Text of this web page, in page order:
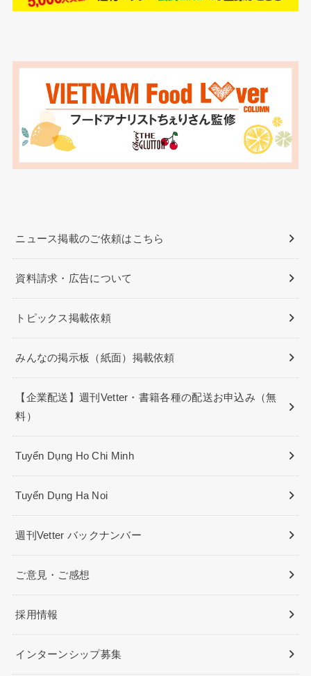
ニュース掲載のご依頼はこちら
資料請求・広告について
トピックス掲載依頼
みんなの掲示板（紙面）掲載依頼
【企業配送】週刊Vetter・書籍各種の配送お申込み（無
料）
Tuyển Dụng Ho Chi Minh
Tuyển Dụng Ha Noi
週刊Vetter バックナンバー
ご意見・ご感想
採用情報
インターンシップ募集